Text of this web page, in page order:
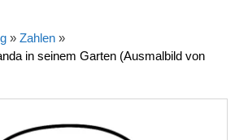
» Zahlen »
in seinem Garten (Ausmalbild von